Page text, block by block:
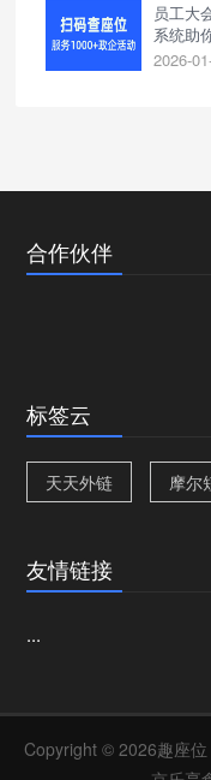
员工大
系统助
2026-
合作伙伴
标签云
天天外链 摩尔
友情链接
...
Copyright © 2026趣座位